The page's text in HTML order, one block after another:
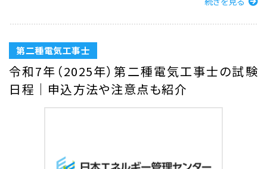
第二種電気工事士
令和7年（2025年）第二種電気工事士の試験
日程｜申込方法や注意点も紹介